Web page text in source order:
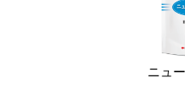
ニュ